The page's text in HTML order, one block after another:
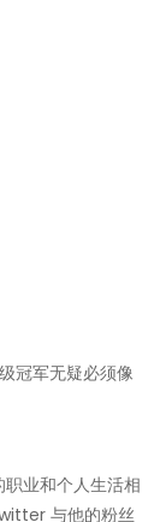
冠军无疑必须像
业和个人生活相
与他的粉丝